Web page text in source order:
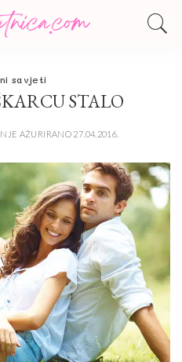
savjeti
STALO
AŽURIRANO 27.04.2016.